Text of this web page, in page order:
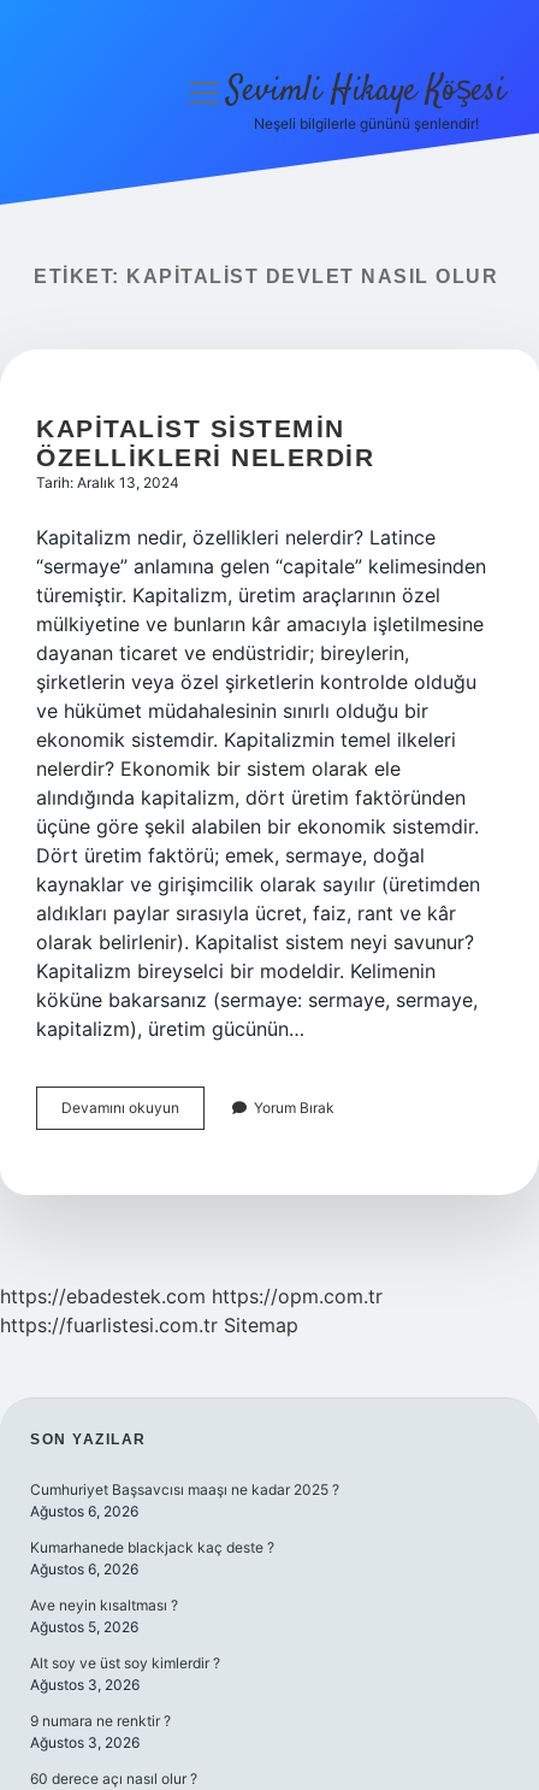
Yasal Uyarı
menüyüSevimli Hikaye Köşesi
Neşeli bilgilerle gününü şenlendir!
ETIKET: KAPITALIST DEVLET NASIL OLUR
KAPITALIST SISTEMIN
ÖZELLIKLERI NELERDIR
Tarih: Aralık 13, 2024
Kapitalizm nedir, özellikleri nelerdir? Latince
“sermaye” anlamına gelen “capitale” kelimesinden
türemiştir. Kapitalizm, üretim araçlarının özel
mülkiyetine ve bunların kâr amacıyla işletilmesine
dayanan ticaret ve endüstridir; bireylerin,
şirketlerin veya özel şirketlerin kontrolde olduğu
ve hükümet müdahalesinin sınırlı olduğu bir
ekonomik sistemdir. Kapitalizmin temel ilkeleri
nelerdir? Ekonomik bir sistem olarak ele
alındığında kapitalizm, dört üretim faktöründen
üçüne göre şekil alabilen bir ekonomik sistemdir.
Dört üretim faktörü; emek, sermaye, doğal
kaynaklar ve girişimcilik olarak sayılır (üretimden
aldıkları paylar sırasıyla ücret, faiz, rant ve kâr
olarak belirlenir). Kapitalist sistem neyi savunur?
Kapitalizm bireyselci bir modeldir. Kelimenin
köküne bakarsanız (sermaye: sermaye, sermaye,
kapitalizm), üretim gücünün…
Devamını okuyun Kapitalist
Sistemin
Yorum Bırak
https://ebadestek.com https://opm.com.tr
https://fuarlistesi.com.tr Sitemap
SIDEBAR
SON YAZILAR
Cumhuriyet Başsavcısı maaşı ne kadar 2025 ?
Ağustos 6, 2026
Kumarhanede blackjack kaç deste ?
Ağustos 6, 2026
Ave neyin kısaltması ?
Ağustos 5, 2026
Alt soy ve üst soy kimlerdir ?
Ağustos 3, 2026
9 numara ne renktir ?
Ağustos 3, 2026
60 derece açı nasıl olur ?